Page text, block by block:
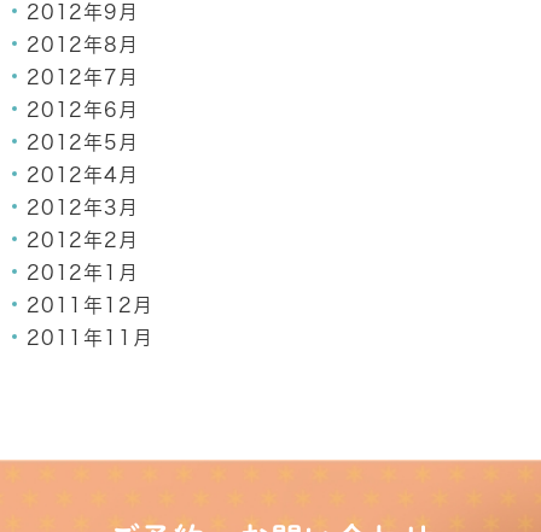
2012年9月
2012年8月
2012年7月
2012年6月
2012年5月
2012年4月
2012年3月
2012年2月
2012年1月
2011年12月
2011年11月